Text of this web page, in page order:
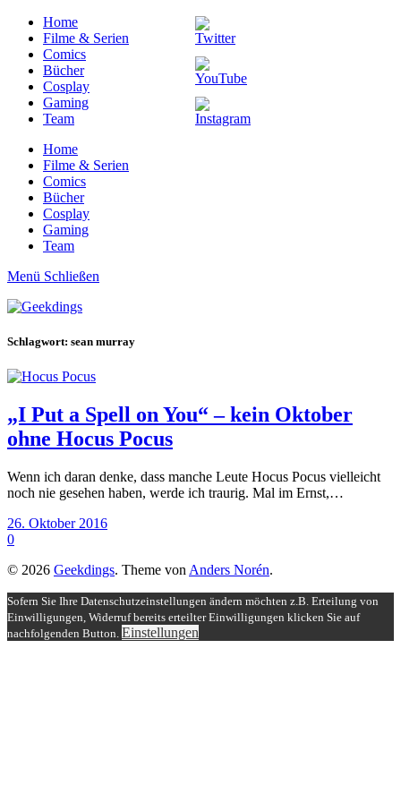
Home
Filme & Serien
Comics
Bücher
Cosplay
Gaming
Team
Home
Filme & Serien
Comics
Bücher
Cosplay
Gaming
Team
Menü Schließen
Schlagwort: sean murray
„I Put a Spell on You“ – kein Oktober
ohne Hocus Pocus
Wenn ich daran denke, dass manche Leute Hocus Pocus vielleicht
noch nie gesehen haben, werde ich traurig. Mal im Ernst,…
26. Oktober 2016
0
© 2026 Geekdings. Theme von Anders Norén.
Sofern Sie Ihre Datenschutzeinstellungen ändern möchten z.B. Erteilung von
Einwilligungen, Widerruf bereits erteilter Einwilligungen klicken Sie auf
nachfolgenden Button. Einstellungen